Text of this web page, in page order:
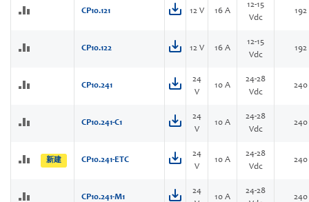
CP10.121 12 V 16 A
12-15
Vdc
192
CP10.122 12 V 16 A
12-15
Vdc
192
CP10.241
24
V
10 A
24-28
Vdc
240
CP10.241-C1
24
V
10 A
24-28
Vdc
240
新建 CP10.241-ETC
24
V
10 A
24-28
Vdc
240
CP10.241-M1
24
10 A
24-28
240